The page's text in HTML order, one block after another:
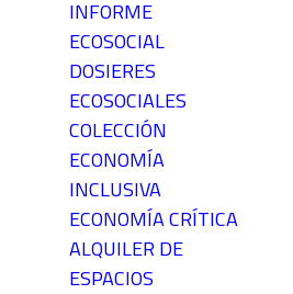
INFORME
ECOSOCIAL
DOSIERES
ECOSOCIALES
COLECCIÓN
ECONOMÍA
INCLUSIVA
ECONOMÍA CRÍTICA
ALQUILER DE
ESPACIOS